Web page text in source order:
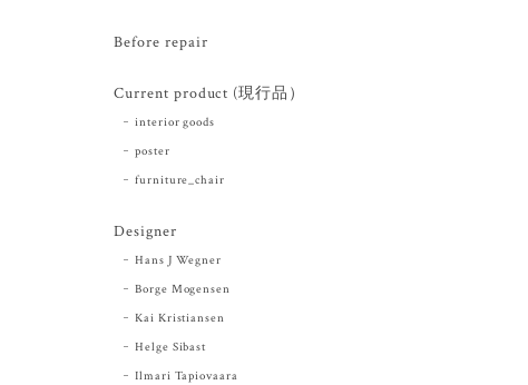
Before repair
Current product (現行品）
interior goods
poster
furniture_chair
Designer
Hans J Wegner
Borge Mogensen
Kai Kristiansen
Helge Sibast
Ilmari Tapiovaara